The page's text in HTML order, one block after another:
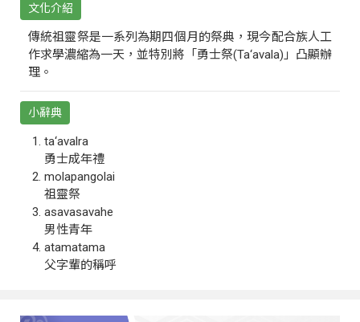
文化介紹
傳統祖靈祭是一系列為期四個月的祭典，現今配合族人工
作求學濃縮為一天，並特別將「勇士祭(Ta‘avala)」凸顯辦
理。
小辭典
ta‘avalra
勇士成年禮
molapangolai
祖靈祭
asavasavahe
男性青年
atamatama
父字輩的稱呼